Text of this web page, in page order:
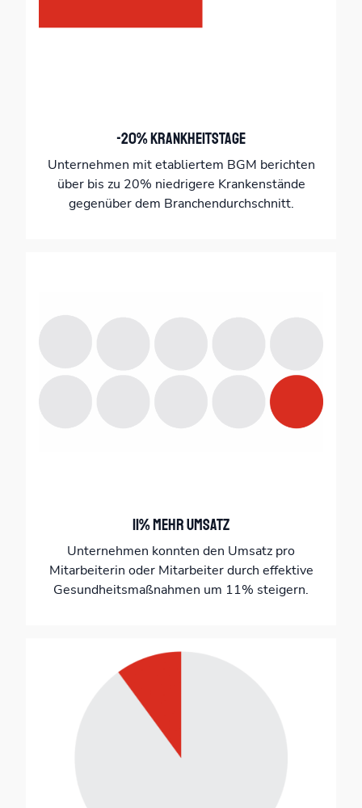
-20% Krankheitstage
Unternehmen mit etabliertem BGM berichten
über bis zu 20% niedrigere Krankenstände
gegenüber dem Branchendurchschnitt.
11% mehr Umsatz
Unternehmen konnten den Umsatz pro
Mitarbeiterin oder Mitarbeiter durch effektive
Gesundheitsmaßnahmen um 11% steigern.